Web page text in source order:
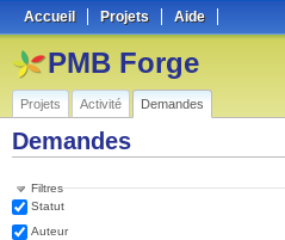
Accueil Projets Aide
PMB Forge
Projets Activité Demandes
Demandes
Filtres
Statut
Auteur